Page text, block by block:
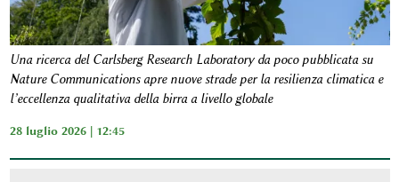
Una ricerca del Carlsberg Research Laboratory da poco pubblicata su
Nature Communications apre nuove strade per la resilienza climatica e
l’eccellenza qualitativa della birra a livello globale
28 luglio 2026 | 12:45